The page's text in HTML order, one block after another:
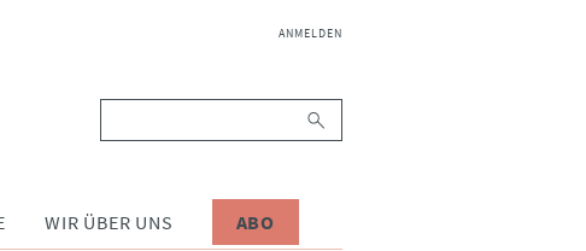
NAVIGATION
ANMELDEN
WIR ÜBER UNS ABO